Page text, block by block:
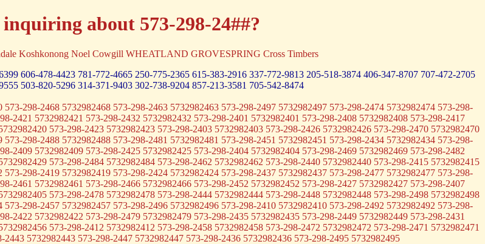
about 573-298-24##?
Koshkonong Noel Cowgill WHEATLAND GROVESPRING Cross Timbers
606-478-4423 781-772-4665 250-775-2365 615-383-2916 337-772-9813 205-518-3874 406-347-8707 707-472-2705
503-820-5296 314-371-9403 302-738-9204 857-213-3581 705-542-8474
298-2468 5732982468 573-298-2463 5732982463 573-298-2497 5732982497 573-298-2474 5732982474 573-298-
2421 5732982421 573-298-2432 5732982432 573-298-2401 5732982401 573-298-2408 5732982408 573-298-2417
573-298-2423 5732982423 573-298-2403 5732982403 573-298-2426 5732982426 573-298-2470 5732982470
298-2488 5732982488 573-298-2481 5732982481 573-298-2451 5732982451 573-298-2434 5732982434 573-298-
2409 5732982409 573-298-2425 5732982425 573-298-2404 5732982404 573-298-2469 5732982469 573-298-2482
573-298-2484 5732982484 573-298-2462 5732982462 573-298-2440 5732982440 573-298-2415 5732982415
298-2419 5732982419 573-298-2424 5732982424 573-298-2437 5732982437 573-298-2477 5732982477 573-298-
2461 5732982461 573-298-2466 5732982466 573-298-2452 5732982452 573-298-2427 5732982427 573-298-2407
573-298-2478 5732982478 573-298-2444 5732982444 573-298-2448 5732982448 573-298-2498 5732982498
298-2457 5732982457 573-298-2496 5732982496 573-298-2410 5732982410 573-298-2492 5732982492 573-298-
2422 5732982422 573-298-2479 5732982479 573-298-2435 5732982435 573-298-2449 5732982449 573-298-2431
573-298-2412 5732982412 573-298-2458 5732982458 573-298-2472 5732982472 573-298-2471 5732982471
5732982443 573-298-2447 5732982447 573-298-2436 5732982436 573-298-2495 5732982495